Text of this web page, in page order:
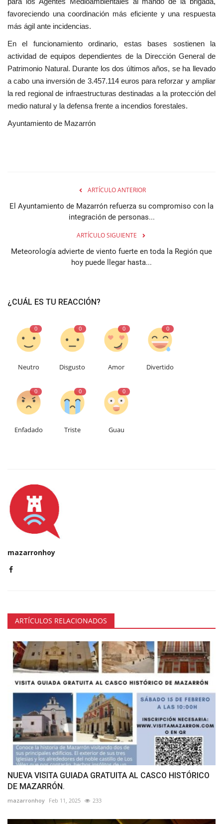
favoreciendo una coordinación más eficiente y una respuesta
más ágil ante incidencias.
En el funcionamiento ordinario, estas bases sostienen la
actividad de equipos dependientes de la Dirección General de
Patrimonio Natural. Durante los dos últimos años, se ha llevado
a cabo una inversión de 3.457.114 euros para reforzar y ampliar
la red regional de infraestructuras destinadas a la protección del
medio natural y la defensa frente a incendios forestales.
Ayuntamiento de Mazarrón
ARTÍCULO ANTERIOR
El Ayuntamiento de Mazarrón refuerza su compromiso con la
integración de personas...
ARTÍCULO SIGUIENTE
Meteorología advierte de viento fuerte en toda la Región que
hoy puede llegar hasta...
¿CUÁL ES TU REACCIÓN?
0
Neutro
0
Disgusto
0
Amor
0
Divertido
0
Enfadado
0
Triste
0
Guau
mazarronhoy
ARTÍCULOS RELACIONADOS
NUEVA VISITA GUIADA GRATUITA AL CASCO HISTÓRICO
DE MAZARRÓN.
mazarronhoy Feb 11, 2025 233